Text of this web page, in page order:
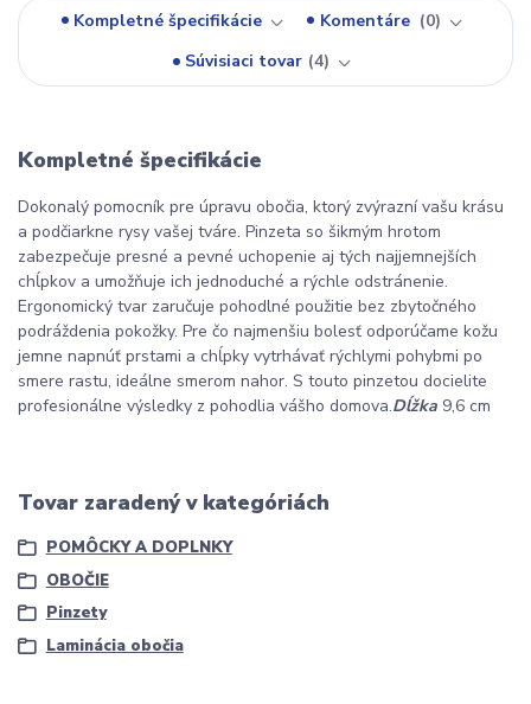
Kompletné špecifikácie Komentáre
0
Súvisiaci tovar 4
Kompletné špecifikácie
Dokonalý pomocník pre úpravu obočia, ktorý zvýrazní vašu krásu
a podčiarkne rysy vašej tváre. Pinzeta so šikmým hrotom
zabezpečuje presné a pevné uchopenie aj tých najjemnejších
chĺpkov a umožňuje ich jednoduché a rýchle odstránenie.
Ergonomický tvar zaručuje pohodlné použitie bez zbytočného
podráždenia pokožky. Pre čo najmenšiu bolesť odporúčame kožu
jemne napnúť prstami a chĺpky vytrhávať rýchlymi pohybmi po
smere rastu, ideálne smerom nahor. S touto pinzetou docielite
profesionálne výsledky z pohodlia vášho domova.Dĺžka 9,6 cm
Tovar zaradený v kategóriách
POMÔCKY A DOPLNKY
OBOČIE
Pinzety
Laminácia obočia